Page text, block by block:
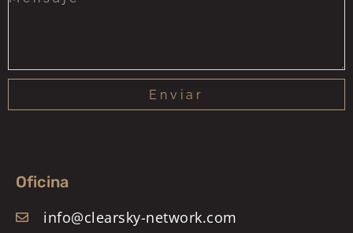
Enviar
Oficina
info@clearsky-network.com